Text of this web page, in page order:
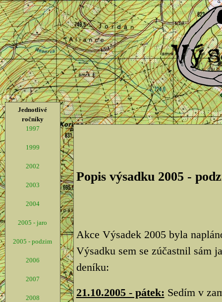
Jednotlivé
ročníky
1997
1999
2002
2003
2004
2005 - jaro
2005 - podzim
2006
2007
2008
Popis výsadku 2005 -
Akce Výsadek 2005 byla
Výsadku sem se zúčastnil sám
deníku:
21.10.2005 - pátek: Sedím v